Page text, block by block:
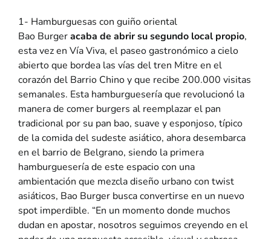
1- Hamburguesas con guiño oriental
Bao Burgeracaba de abrir su segundo local propio,
esta vez en Vía Viva, el paseo gastronómico a cielo
abierto que bordea las vías del tren Mitre en el
corazón del Barrio Chino y que recibe 200.000 visitas
semanales. Esta hamburguesería que revolucionó la
manera de comer burgers al reemplazar el pan
tradicional por su pan bao, suave y esponjoso, típico
de la comida del sudeste asiático, ahora desembarca
en el barrio de Belgrano, siendo la primera
hamburguesería de este espacio con una
ambientación que mezcla diseño urbano con twist
asiáticos, Bao Burger busca convertirse en un nuevo
spot imperdible. “En un momento donde muchos
dudan en apostar, nosotros seguimos creyendo en el